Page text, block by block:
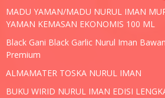
MADU YAMAN/MADU NURUL IMAN
YAMAN KEMASAN EKONOMIS 100 ML
Black Gani Black Garlic Nurul Iman
Premium
ALMAMATER TOSKA NURUL IMAN
BUKU WIRID NURUL IMAN EDISI